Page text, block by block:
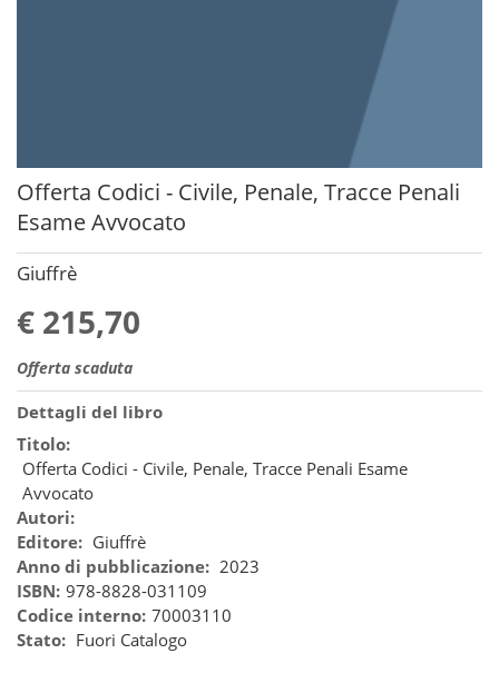
Offerta Codici - Civile, Penale, Tracce Penali
Esame Avvocato
Giuffrè
€ 215,70
Offerta scaduta
Dettagli del libro
Titolo:
Offerta Codici - Civile, Penale, Tracce Penali Esame
Avvocato
Autori:
Editore: Giuffrè
Anno di pubblicazione: 2023
ISBN: 978-8828-031109
Codice interno: 70003110
Stato: Fuori Catalogo